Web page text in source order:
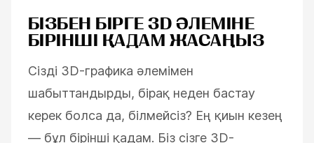
БІЗБЕН БІРГЕ 3D ӘЛЕМІНЕ
БІРІНШІ ҚАДАМ ЖАСАҢЫЗ
Сізді 3D-графика әлемімен
шабыттандырды, бірақ неден бастау
керек болса да, білмейсіз? Ең қиын кезең
— бұл бірінші қадам. Біз сізге 3D-